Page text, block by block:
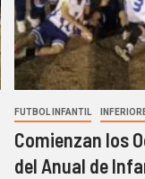
FUTBOL INFANTIL
Comienzan los
del Anual de